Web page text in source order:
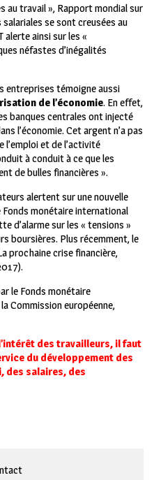
au travail », Rapport mondial sur
se sont creusées au
alerte ainsi sur les «
néfastes d’inégalités
entreprises témoigne aussi
de l’économie. En effet,
banques centrales ont injecté
l’économie. Cet argent n’a pas
et de l’activité
à conduit à ce que les
de bulles financières ».
alertent sur une nouvelle
Fonds monétaire international
d’alarme sur les « tensions »
boursières. Plus récemment, le
prochaine crise financière,
le Fonds monétaire
Commission européenne,
des travailleurs, il faut
du développement des
des salaires, des